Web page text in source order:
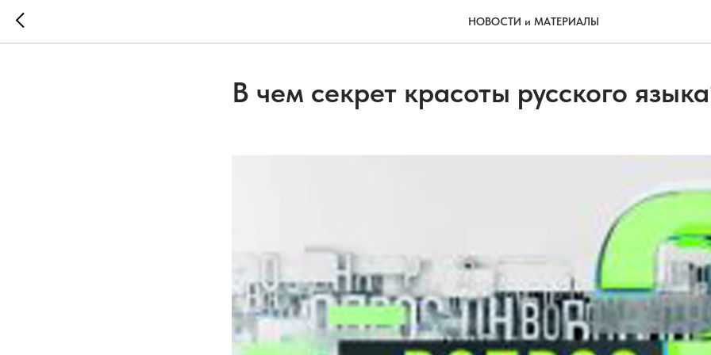
НОВОСТИ и МАТЕРИАЛЫ
В чем секрет красоты русского